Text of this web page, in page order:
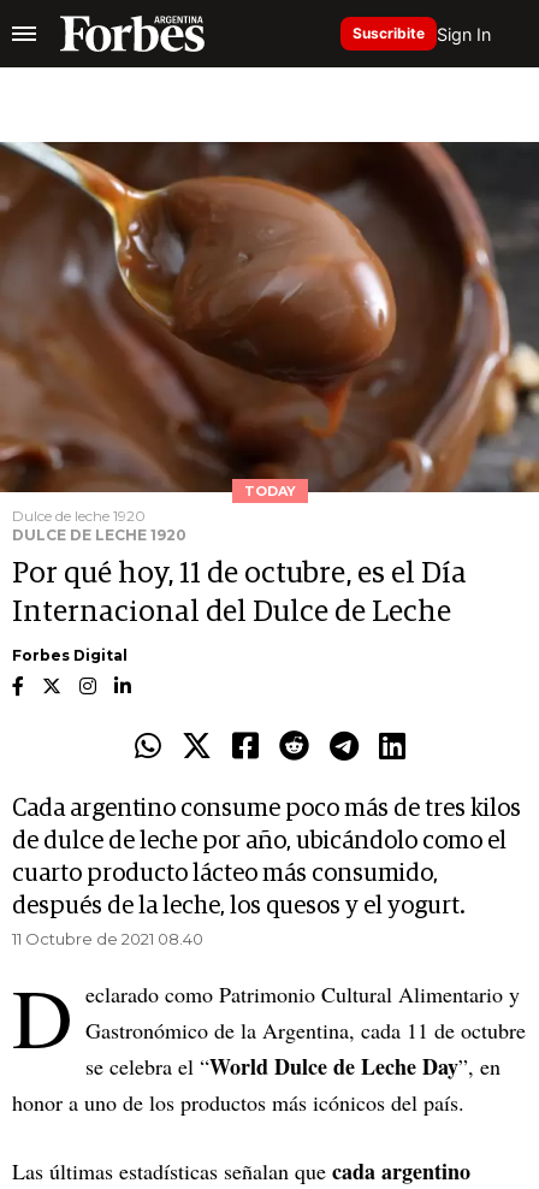
Suscribite Sign In
TODAY
Dulce de leche 1920
DULCE DE LECHE 1920
Por qué hoy, 11 de octubre, es el Día
Internacional del Dulce de Leche
Forbes Digital
Cada argentino consume poco más de tres kilos
de dulce de leche por año, ubicándolo como el
cuarto producto lácteo más consumido,
después de la leche, los quesos y el yogurt.
11 Octubre de 2021 08.40
D eclarado como Patrimonio Cultural Alimentario y
Gastronómico de la Argentina, cada 11 de octubre
se celebra el “World Dulce de Leche Day”, en
honor a uno de los productos más icónicos del país.
Las últimas estadísticas señalan que cada argentino